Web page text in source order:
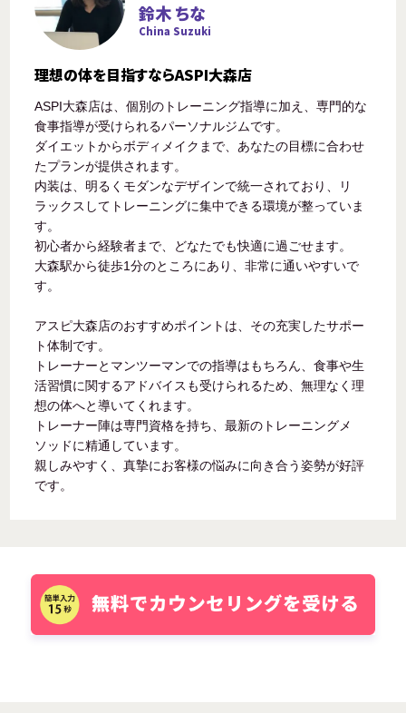
鈴木 ちな
China Suzuki
理想の体を目指すならASPI大森店
ASPI大森店は、個別のトレーニング指導に加え、専門的な
食事指導が受けられるパーソナルジムです。
ダイエットからボディメイクまで、あなたの目標に合わせ
たプランが提供されます。
内装は、明るくモダンなデザインで統一されており、リ
ラックスしてトレーニングに集中できる環境が整っていま
す。
初心者から経験者まで、どなたでも快適に過ごせます。
大森駅から徒歩1分のところにあり、非常に通いやすいで
す。
アスピ大森店のおすすめポイントは、その充実したサポー
ト体制です。
トレーナーとマンツーマンでの指導はもちろん、食事や生
活習慣に関するアドバイスも受けられるため、無理なく理
想の体へと導いてくれます。
トレーナー陣は専門資格を持ち、最新のトレーニングメ
ソッドに精通しています。
親しみやすく、真摯にお客様の悩みに向き合う姿勢が好評
です。